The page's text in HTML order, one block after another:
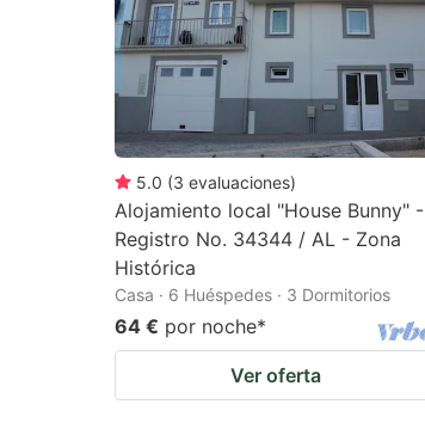
5.0 (3 evaluaciones)
Alojamiento local "House Bunny" -
Registro No. 34344 / AL - Zona
Histórica
Casa · 6 Huéspedes · 3 Dormitorios
64 € por noche*
Ver oferta